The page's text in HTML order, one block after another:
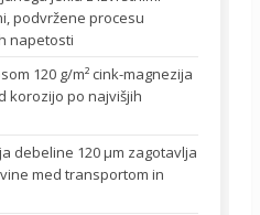
podvržene procesu
napetosti
120 g/m² cink-magnezija
korozijo po najvišjih
debeline 120 μm zagotavlja
med transportom in